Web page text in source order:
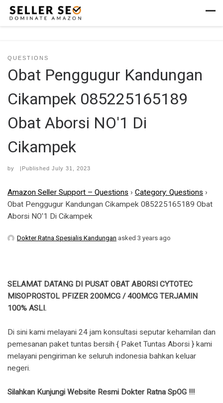
Skip to content
QUESTIONS
Obat Penggugur Kandungan
Cikampek 085225165189
Obat Aborsi NO'1 Di
Cikampek
by |Published July 31, 2023
Amazon Seller Support – Questions › Category: Questions ›
Obat Penggugur Kandungan Cikampek 085225165189 Obat
Aborsi NO'1 Di Cikampek
Dokter Ratna Spesialis Kandungan asked 3 years ago
SELAMAT DATANG DI PUSAT OBAT ABORSI CYTOTEC
MISOPROSTOL PFIZER 200MCG / 400MCG TERJAMIN
100% ASLI.
Di sini kami melayani 24 jam konsultasi seputar kehamilan dan
pemesanan paket tuntas bersih { Paket Tuntas Aborsi } kami
melayani pengiriman ke seluruh indonesia bahkan keluar
negeri.
Silahkan Kunjungi Website Resmi Dokter Ratna SpOG !!!